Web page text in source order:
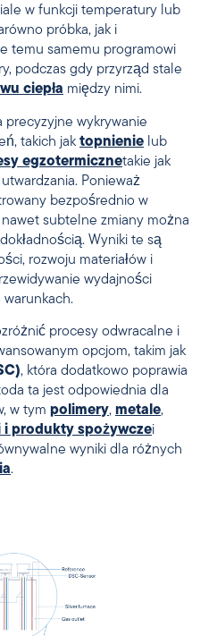
w funkcji temperatury lub
próbka, jak i
temu samemu programowi
podczas gdy przyrząd stale
ciepła między nimi.
precyzyjne wykrywanie
takich jak topnienie lub
egzotermicznetakie jak
Ponieważ
bezpośrednio w
subtelne zmiany można
Wyniki te są
rozwoju materiałów i
wydajności
procesy odwracalne i
opcjom, takim jak
, która dodatkowo poprawia
ta jest odpowiednia dla
w tym polimery, metale,
produkty spożywczei
wyniki dla różnych
.